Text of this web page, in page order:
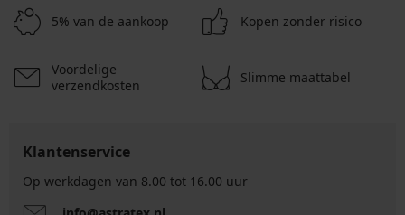
5% van de aankoop Kopen zonder risico
Voordelige
verzendkosten
Slimme maattabel
Klantenservice
Op werkdagen van 8.00 tot 16.00 uur